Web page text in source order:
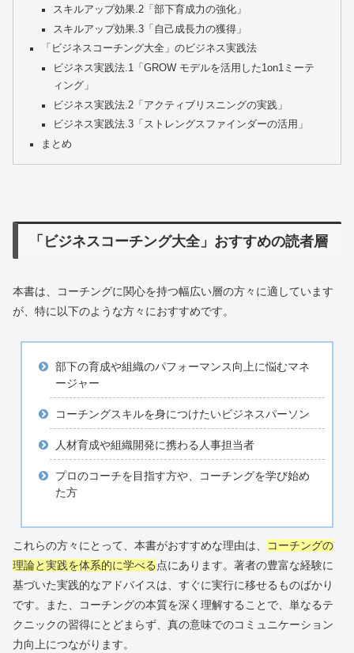
スキルアップ効果.2「部下育成力の強化」
スキルアップ効果.3「自己成長力の獲得」
「ビジネスコーチング大全」のビジネス実践法
ビジネス実践法.1「GROW モデルを活用した1on1ミーテ
ィング」
ビジネス実践法.2「アクティブリスニングの実践」
ビジネス実践法.3「ストレングスファインダーの活用」
まとめ
「ビジネスコーチング大全」おすすめの読者層
本書は、コーチングに関心を持つ幅広い層の方々に適しています
が、特に以下のような方々におすすめです。
部下の育成や組織のパフォーマンス向上に悩むマネ
ージャー
コーチングスキルを身につけたいビジネスパーソン
人材育成や組織開発に携わる人事担当者
プロのコーチを目指す方や、コーチングを学び始め
た方
これらの方々にとって、本書がおすすめな理由は、
コーチングの
理論と実践を体系的に学べる 点にあります。著者の豊富な経験に
基づいた実践的なアドバイスは、すぐに実行に移せるものばかり
です。また、コーチングの本質を深く理解することで、単なるテ
クニックの習得にとどまらず、真の意味でのコミュニケーション
力向上につながります。